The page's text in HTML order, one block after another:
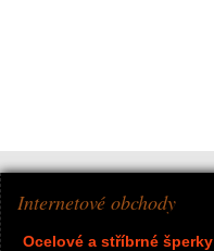
Internetové obchody
Ocelové a stříbrné šperky